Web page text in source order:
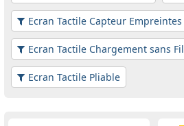
Ecran Tactile Capteur Empreintes
Ecran Tactile Chargement sans Fil
Ecran Tactile Pliable